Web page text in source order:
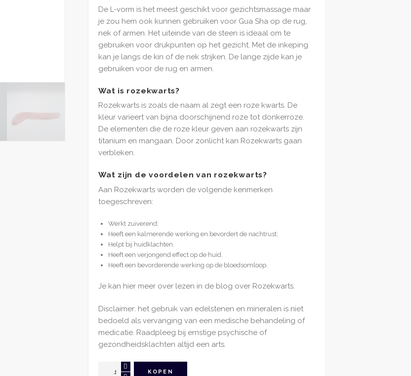
De L-vorm is het meest geschikt voor gezichtsmassage maar
je zou hem ook kunnen gebruiken voor Gua Sha op de rug,
nek of armen. Het uiteinde van de steen is ideaal om te
gebruiken voor drukpunten op het gezicht. Met de inkeping
kan je langs de kin of de nek strijken. De lange zijde kan je
gebruiken voor de rug en armen.
Wat is rozekwarts?
Rozekwarts is zoals de naam al zegt een roze kwarts. De
kleur varieert van bijna doorschijnend roze tot donkerroze.
De elementen die de roze kleur geven aan rozekwarts zijn
titanium en mangaan. Door zonlicht kan Rozekwarts gaan
verbleken.
Wat zijn de voordelen van rozekwarts?
Aan Rozekwarts worden de volgende kenmerken
toegeschreven:
Werkt zuiverend;
Heeft een kalmerende werking en bevordert de nachtrust;
Helpt bij huidklachten.
Heeft een verjongend effect op de huid.
Heeft een bevorderende werking op de bloedsomloop.
Je kan hier meer over lezen in de blog over Rozekwarts.
Disclaimer: het gebruik van edelstenen en mineralen is niet
bedoeld als vervanging van een medische behandeling of
medicatie. Raadpleeg bij ernstige psychische of
gezondheidsklachten altijd een arts.
KOPEN